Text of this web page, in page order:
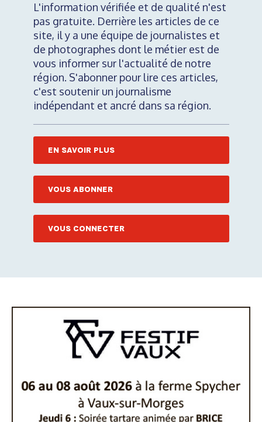
L'information vérifiée et de qualité n'est
pas gratuite. Derrière les articles de ce
site, il y a une équipe de journalistes et
de photographes dont le métier est de
vous informer sur l'actualité de notre
région. S'abonner pour lire ces articles,
c'est soutenir un journalisme
indépendant et ancré dans sa région.
EN SAVOIR PLUS
VOUS ABONNER
VOUS CONNECTER